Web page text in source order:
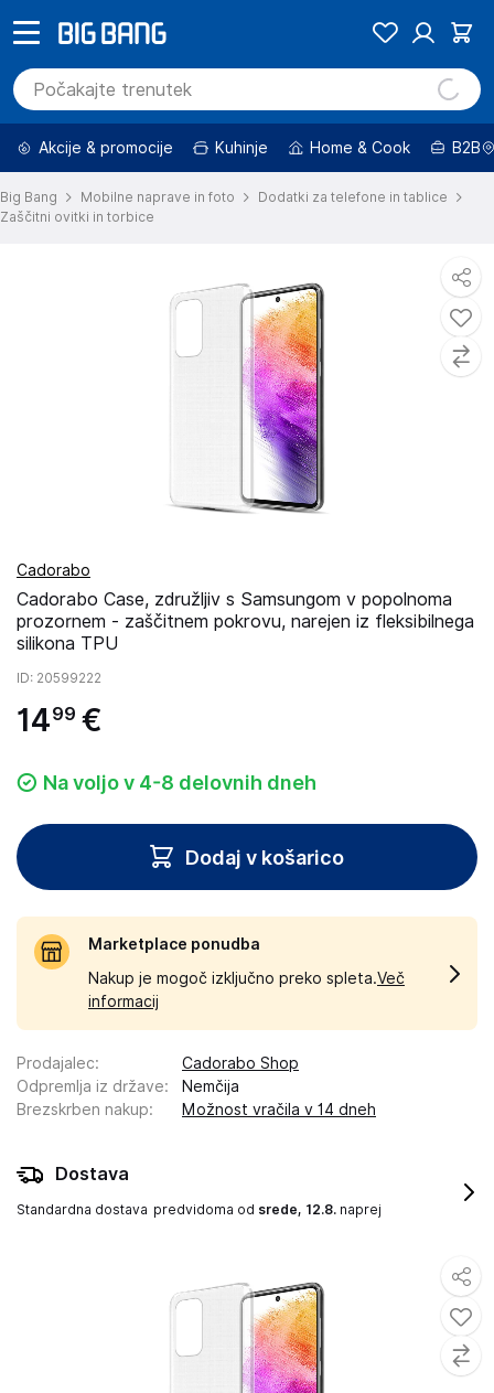
Akcije & promocije Kuhinje Home & Cook B2B
Big Bang Mobilne naprave in foto
Dodatki za telefone in tablice
Zaščitni ovitki in torbice
Cadorabo
Cadorabo Case, združljiv s Samsungom v popolnoma
prozornem - zaščitnem pokrovu, narejen iz fleksibilnega
silikona TPU
ID: 20599222
1499 €
Na voljo v 4-8 delovnih dneh
Dodaj v košarico
Marketplace ponudba
Nakup je mogoč izključno preko spleta.Več
informacij
Prodajalec:
Cadorabo Shop
Odpremlja iz države:
Nemčija
Brezskrben nakup: Možnost vračila v 14 dneh
Dostava
Standardna dostava predvidoma od srede, 12.8. naprej